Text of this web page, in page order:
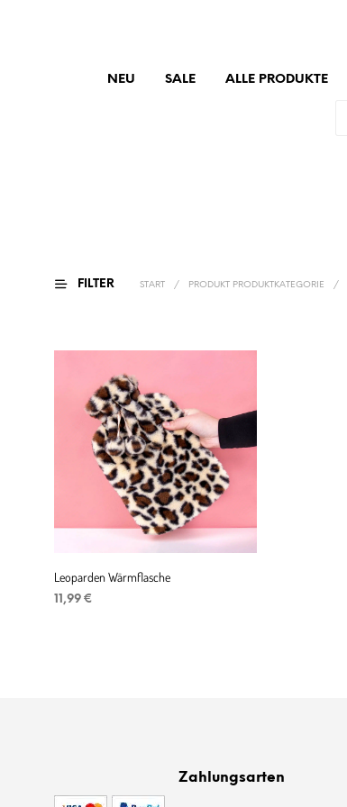
NEU SALE ALLE PRODUKTE
FILTER START / PRODUKT PRODUKTKATEGORIE /
Leoparden Wärmflasche
11,99 €
Zahlungsarten